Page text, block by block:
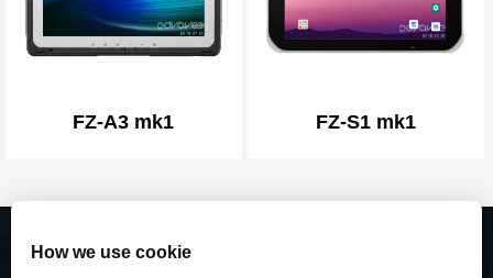
FZ-A3 mk1 FZ-S1 mk1
How we use cookie